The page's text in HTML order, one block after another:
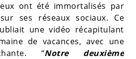
ont été immortalisés par
ses réseaux sociaux. Ce
une vidéo récapitulant
de vacances, avec une
“Notre deuxième